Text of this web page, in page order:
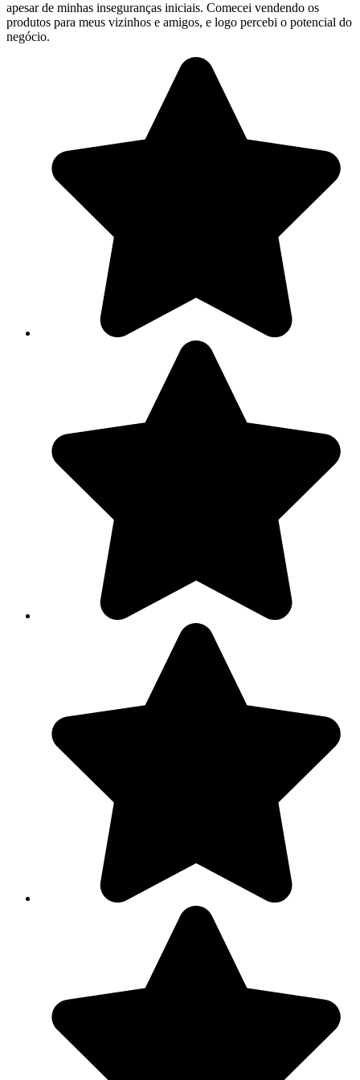
apesar de minhas inseguranças iniciais. Comecei vendendo os
produtos para meus vizinhos e amigos, e logo percebi o potencial do
negócio.